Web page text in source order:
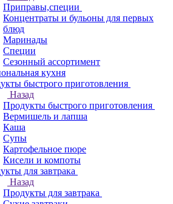
Приправы,специи
Концентраты и бульоны для первых
блюд
Маринады
Специи
Сезонный ассортимент
кухня
быстрого приготовления
Назад
Продукты быстрого приготовления
Вермишель и лапша
Каша
Супы
Картофельное пюре
Кисели и компоты
для завтрака
Назад
Продукты для завтрака